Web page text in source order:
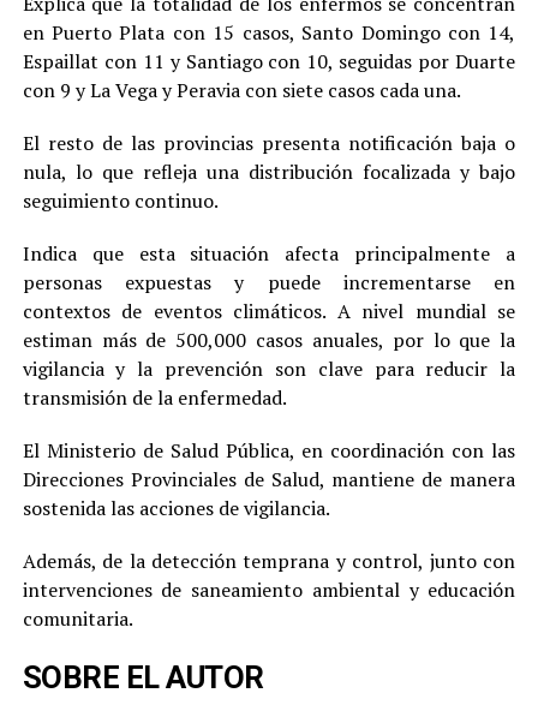
en Puerto Plata con 15 casos, Santo Domingo con 14,
Espaillat con 11 y Santiago con 10, seguidas por Duarte
con 9 y La Vega y Peravia con siete casos cada una.
El resto de las provincias presenta notificación baja o
nula, lo que refleja una distribución focalizada y bajo
seguimiento continuo.
Indica que esta situación afecta principalmente a
personas expuestas y puede incrementarse en
contextos de eventos climáticos. A nivel mundial se
estiman más de 500,000 casos anuales, por lo que la
vigilancia y la prevención son clave para reducir la
transmisión de la enfermedad.
El Ministerio de Salud Pública, en coordinación con las
Direcciones Provinciales de Salud, mantiene de manera
sostenida las acciones de vigilancia.
Además, de la detección temprana y control, junto con
intervenciones de saneamiento ambiental y educación
comunitaria.
SOBRE EL AUTOR